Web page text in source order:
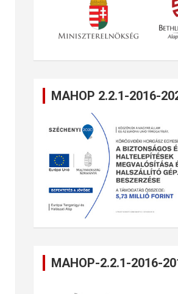
MAHOP 2.2.1-2016-
MAHOP-2.2.1-2016-